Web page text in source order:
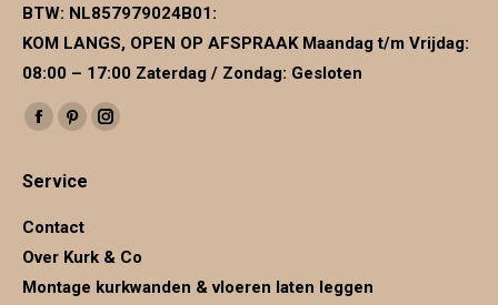
BTW: NL857979024B01 :
KOM LANGS, OPEN OP AFSPRAAK Maandag t/m Vrijdag:
08:00 – 17:00 Zaterdag / Zondag: Gesloten
Vind ons op:
Facebook
opens
Pinterest
opens
Instagram
Service
Contact
Over Kurk & Co
Montage kurkwanden & vloeren laten leggen